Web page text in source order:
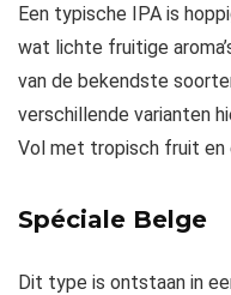
Een typische IPA is
wat lichte fruitige
van de bekendste
verschillende varianten
Vol met tropisch fruit en
Spéciale Belge
Dit type is ontstaan in